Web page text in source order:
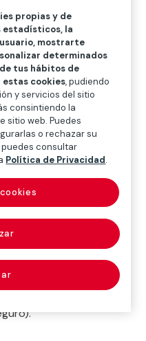
seguros
seguro
la culminación de la
el personal de
de la póliza. En
puede referir a la
el punto de vista del
frente a su
propias y de
estadísticos, la
mostrarte
determinados
tus hábitos de
cookies, pudiendo
y servicios del sitio
consintiendo la
sitio web. Puedes
o rechazar su
puedes consultar
Política de Privacidad.